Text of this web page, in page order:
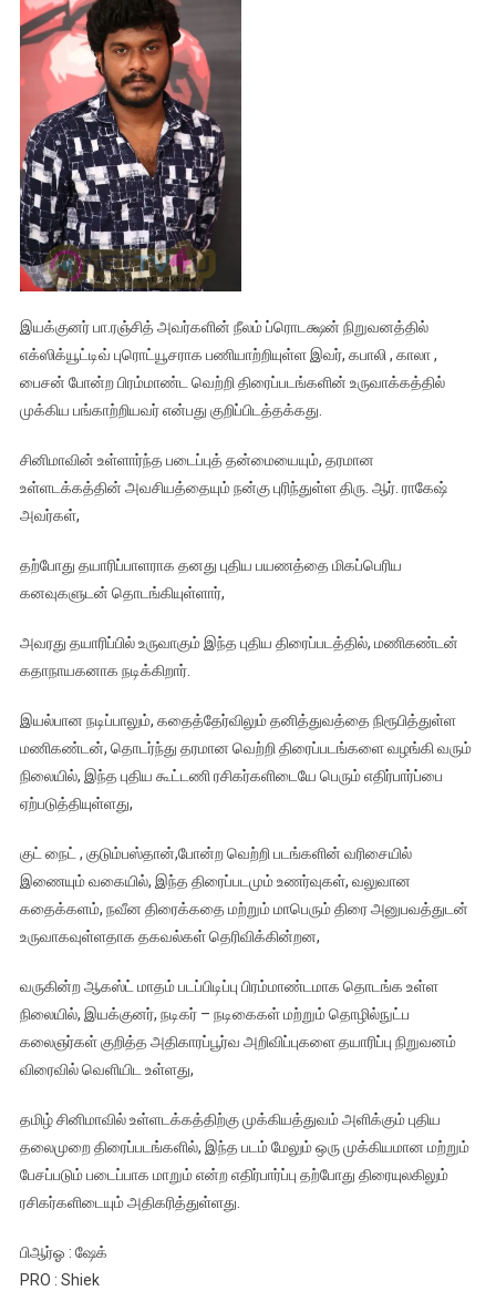
இயக்குனர் பா.ரஞ்சித் அவர்களின் நீலம் ப்ரொடக்ஷன் நிறுவனத்தில்
எக்ஸிக்யூட்டிவ் புரொட்யூசராக பணியாற்றியுள்ள இவர், கபாலி , காலா ,
பைசன் போன்ற பிரம்மாண்ட வெற்றி திரைப்படங்களின் உருவாக்கத்தில்
முக்கிய பங்காற்றியவர் என்பது குறிப்பிடத்தக்கது.
சினிமாவின் உள்ளார்ந்த படைப்புத் தன்மையையும், தரமான
உள்ளடக்கத்தின் அவசியத்தையும் நன்கு புரிந்துள்ள திரு. ஆர். ராகேஷ்
அவர்கள்,
தற்போது தயாரிப்பாளராக தனது புதிய பயணத்தை மிகப்பெரிய
கனவுகளுடன் தொடங்கியுள்ளார்,
அவரது தயாரிப்பில் உருவாகும் இந்த புதிய திரைப்படத்தில், மணிகண்டன்
கதாநாயகனாக நடிக்கிறார்.
இயல்பான நடிப்பாலும், கதைத்தேர்விலும் தனித்துவத்தை நிரூபித்துள்ள
மணிகண்டன், தொடர்ந்து தரமான வெற்றி திரைப்படங்களை வழங்கி வரும்
நிலையில், இந்த புதிய கூட்டணி ரசிகர்களிடையே பெரும் எதிர்பார்ப்பை
ஏற்படுத்தியுள்ளது,
குட் நைட் , குடும்பஸ்தான்,போன்ற வெற்றி படங்களின் வரிசையில்
இணையும் வகையில், இந்த திரைப்படமும் உணர்வுகள், வலுவான
கதைக்களம், நவீன திரைக்கதை மற்றும் மாபெரும் திரை அனுபவத்துடன்
உருவாகவுள்ளதாக தகவல்கள் தெரிவிக்கின்றன,
வருகின்ற ஆகஸ்ட் மாதம் படப்பிடிப்பு பிரம்மாண்டமாக தொடங்க உள்ள
நிலையில், இயக்குனர், நடிகர் – நடிகைகள் மற்றும் தொழில்நுட்ப
கலைஞர்கள் குறித்த அதிகாரப்பூர்வ அறிவிப்புகளை தயாரிப்பு நிறுவனம்
விரைவில் வெளியிட உள்ளது,
தமிழ் சினிமாவில் உள்ளடக்கத்திற்கு முக்கியத்துவம் அளிக்கும் புதிய
தலைமுறை திரைப்படங்களில், இந்த படம் மேலும் ஒரு முக்கியமான மற்றும்
பேசப்படும் படைப்பாக மாறும் என்ற எதிர்பார்ப்பு தற்போது திரையுலகிலும்
ரசிகர்களிடையும் அதிகரித்துள்ளது.
பிஆர்ஓ : ஷேக்
PRO : Shiek